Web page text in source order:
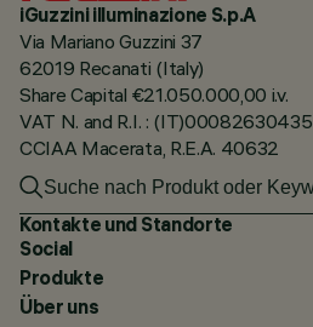
iGuzzini illuminazione S.p.A
Via Mariano Guzzini 37
62019 Recanati (Italy)
Share Capital €21.050.000,00 i.v.
VAT N. and R.I. : (IT)00082630435
CCIAA Macerata, R.E.A. 40632
Kontakte und Standorte
Social
Produkte
Über uns